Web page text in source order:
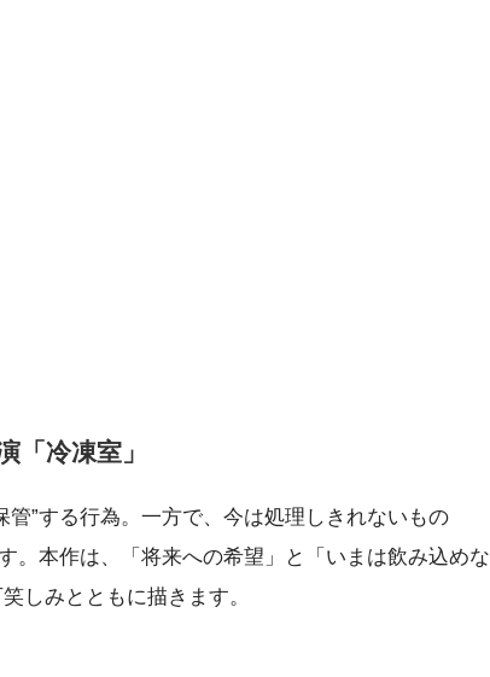
「冷凍室」
”する行為。一方で、今は処理しきれないもの
。本作は、「将来への希望」と「いまは飲み込めな
しみとともに描きます。